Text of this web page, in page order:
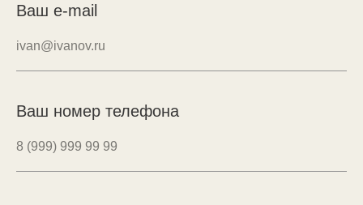
Ваш e-mail
Ваш номер телефона